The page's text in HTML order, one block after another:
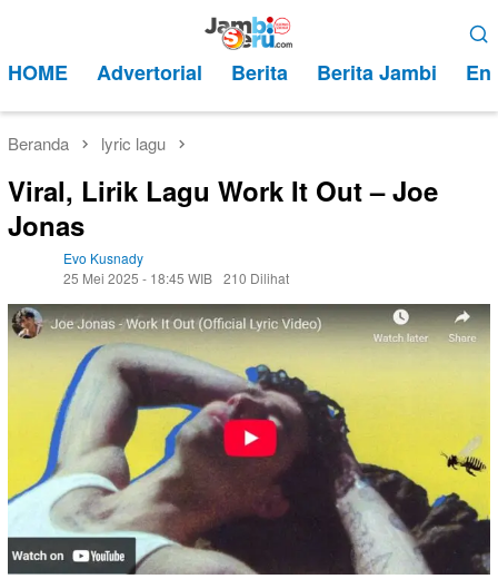
kontenMobile
HOME Advertorial Berita Berita Jambi
Beranda lyric lagu
Viral, Lirik Lagu Work It Out – Joe
Jonas
Evo Kusnady
25 Mei 2025 - 18:45 WIB 210 Dilihat